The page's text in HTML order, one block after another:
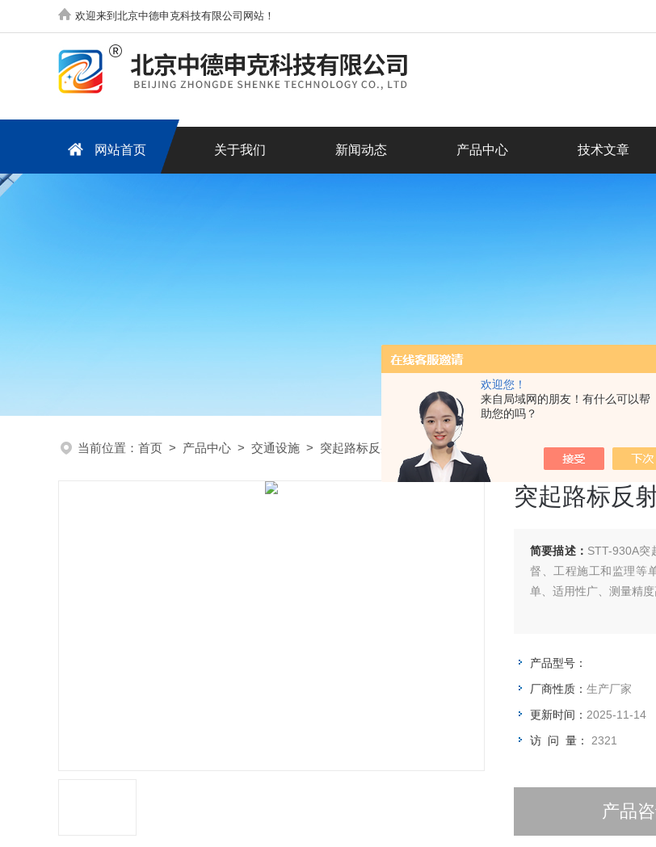
欢迎您！
来自局域网的朋友！有什么可以帮
助您的吗？
欢迎来到北京中德申克科技有限公司网站！
网站首页 关于我们 新闻动态 产品中心 技术文章
当前位置： 首页 > 产品中心 > 交通设施 > 突起路标反射器冲击设备> 突起路标反射器冲击设备
突起路标反
简要描述： STT-930A突
督、工程施工和监理等
单、适用性广、测量精
产品型号：
厂商性质： 生产厂家
更新时间： 2025-11-14
访 问 量： 2321
产品